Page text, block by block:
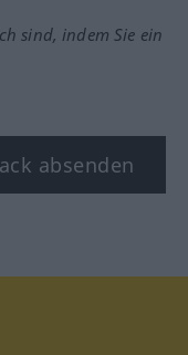
sind, indem Sie ein
absenden